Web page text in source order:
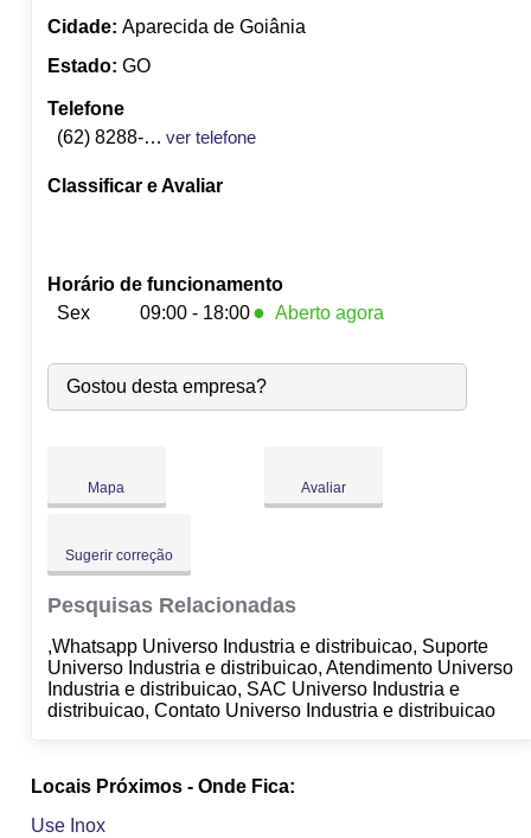
Cidade: Aparecida de Goiânia
Estado: GO
Telefone
(62) 8288-2176
ver telefone
Classificar e Avaliar
Horário de funcionamento
Sex
09:00 - 18:00 ● Aberto agora
Seg: 09:00-18:00
Ter:
09:00-18:00
Qua:
09:00-18:00
Sáb:
Fechado
Gostou desta empresa?
Mapa Avaliar
Sugerir correção
Pesquisas Relacionadas
,Whatsapp Universo Industria e distribuicao, Suporte
Universo Industria e distribuicao, Atendimento Universo
Industria e distribuicao, SAC Universo Industria e
distribuicao, Contato Universo Industria e distribuicao
Locais Próximos - Onde Fica:
Use Inox